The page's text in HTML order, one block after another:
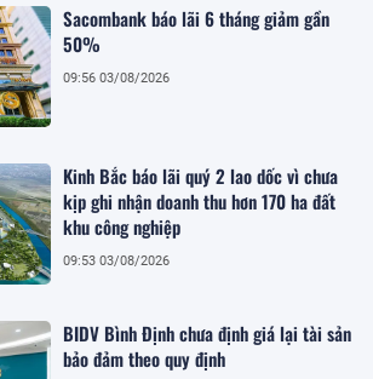
Sacombank báo lãi 6 tháng giảm gần
50%
09:56 03/08/2026
Kinh Bắc báo lãi quý 2 lao dốc vì chưa
kịp ghi nhận doanh thu hơn 170 ha đất
khu công nghiệp
09:53 03/08/2026
BIDV Bình Định chưa định giá lại tài sản
bảo đảm theo quy định